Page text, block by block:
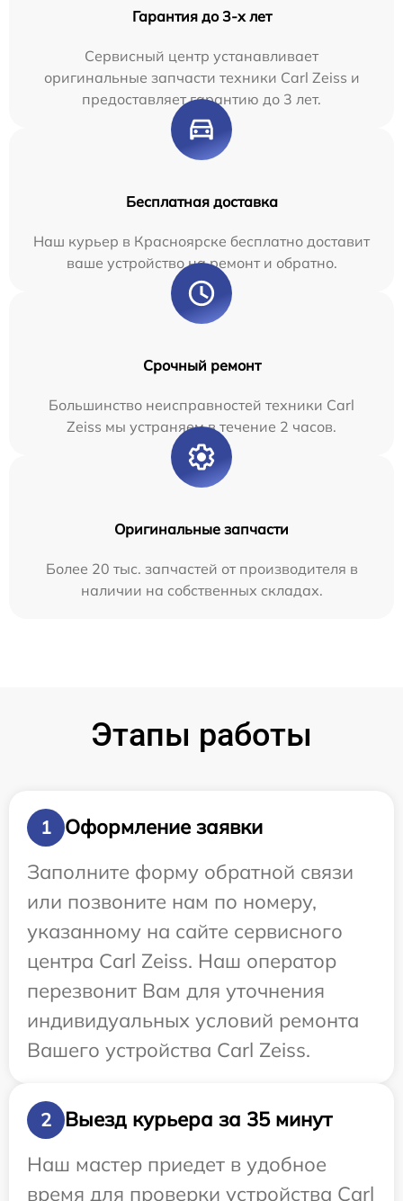
Гарантия до 3-х лет
Сервисный центр устанавливает
оригинальные запчасти техники Carl Zeiss и
предоставляет гарантию до 3 лет.
Бесплатная доставка
Наш курьер в Красноярске бесплатно доставит
ваше устройство на ремонт и обратно.
Срочный ремонт
Большинство неисправностей техники Carl
Zeiss мы устраняем в течение 2 часов.
Оригинальные запчасти
Более 20 тыс. запчастей от производителя в
наличии на собственных складах.
Этапы работы
1
Оформление заявки
Заполните форму обратной связи
или позвоните нам по номеру,
указанному на сайте сервисного
центра Carl Zeiss. Наш оператор
перезвонит Вам для уточнения
индивидуальных условий ремонта
Вашего устройства Carl Zeiss.
2
Выезд курьера за 35 минут
Наш мастер приедет в удобное
время для проверки устройства Carl